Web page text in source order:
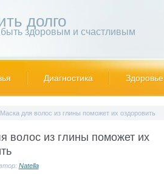
долго
быть здоровым и счастливым
Диагностика Здоровье
для волос из глины поможет их оздоровить
волос из глины поможет их
Natella